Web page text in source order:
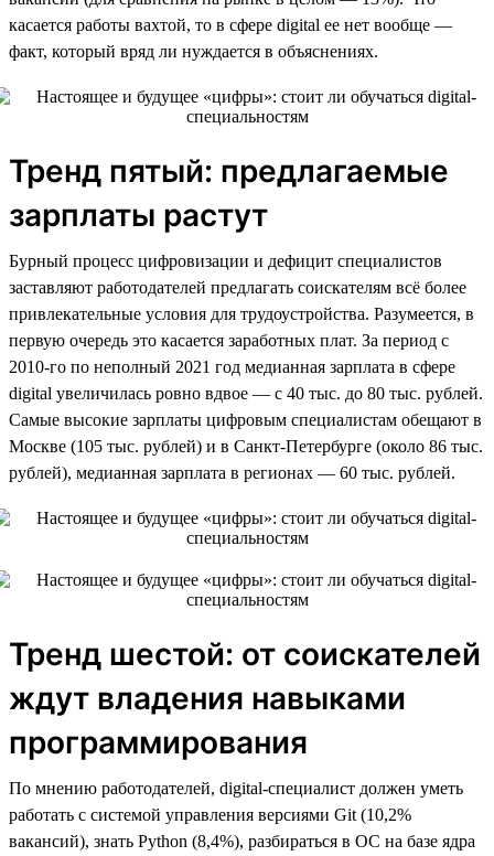
касается работы вахтой, то в сфере digital ее нет вообще —
факт, который вряд ли нуждается в объяснениях.
Тренд пятый: предлагаемые
зарплаты растут
Бурный процесс цифровизации и дефицит специалистов
заставляют работодателей предлагать соискателям всё более
привлекательные условия для трудоустройства. Разумеется, в
первую очередь это касается заработных плат. За период с
2010-го по неполный 2021 год медианная зарплата в сфере
digital увеличилась ровно вдвое — с 40 тыс. до 80 тыс. рублей.
Самые высокие зарплаты цифровым специалистам обещают в
Москве (105 тыс. рублей) и в Санкт-Петербурге (около 86 тыс.
рублей), медианная зарплата в регионах — 60 тыс. рублей.
Тренд шестой: от соискателей
ждут владения навыками
программирования
По мнению работодателей, digital-специалист должен уметь
работать с системой управления версиями Git (10,2%
вакансий), знать Python (8,4%), разбираться в ОС на базе ядра